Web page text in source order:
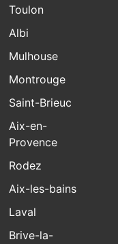
Toulon
Albi
Mulhouse
Montrouge
Saint-Brieuc
Aix-en-
Provence
Rodez
Aix-les-bains
Laval
Brive-la-